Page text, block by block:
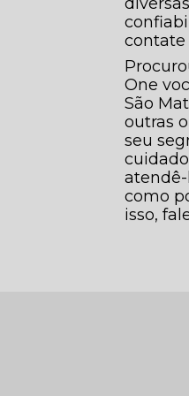
contate
One
São
outras
seu
como
isso,